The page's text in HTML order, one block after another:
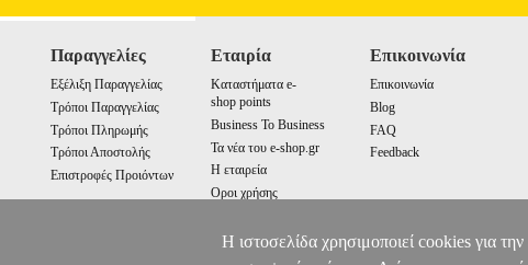
Παραγγελίες
Εξέλιξη Παραγγελίας
Τρόποι Παραγγελίας
Τρόποι Πληρωμής
Τρόποι Αποστολής
Επιστροφές Προιόντων
Εταιρία
Καταστήματα e-
shop points
Business To Business
Τα νέα του e-shop.gr
Η εταιρεία
Οροι χρήσης
Επικοινωνία
Επικοινωνία
Blog
FAQ
Feedback
Η ιστοσελίδα χρησιμοποιεί cookies για